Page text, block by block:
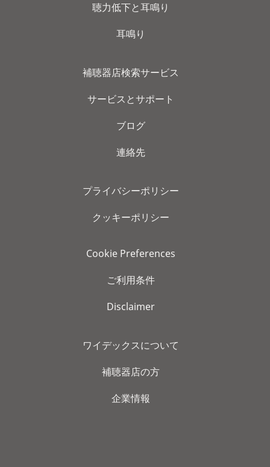
聴力低下と耳鳴り
耳鳴り
補聴器店検索サービス
サービスとサポート
ブログ
連絡先
プライバシーポリシー
クッキーポリシー
Cookie Preferences
ご利用条件
Disclaimer
ワイデックスについて
補聴器店の方
企業情報